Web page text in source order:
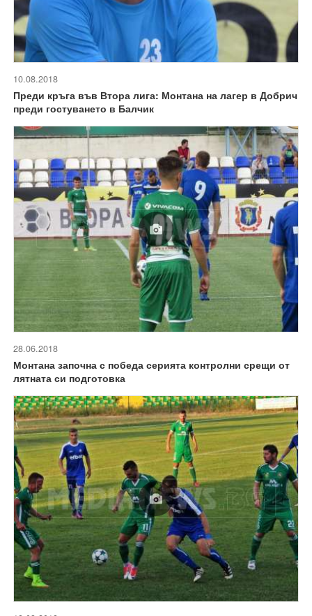
10.08.2018
Преди кръга във Втора лига: Монтана на лагер в Добрич
преди гостуването в Балчик
28.06.2018
Монтана започна с победа серията контролни срещи от
лятната си подготовка